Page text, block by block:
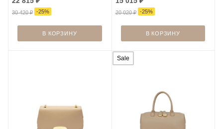
30 420₽ -25%
В КОРЗИНУ
20 020₽ -25%
В КОРЗИНУ
Sale